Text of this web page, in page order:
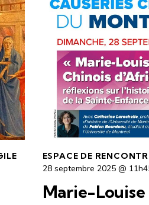
ESPACE DE
28 septembre 2025 @
Marie-